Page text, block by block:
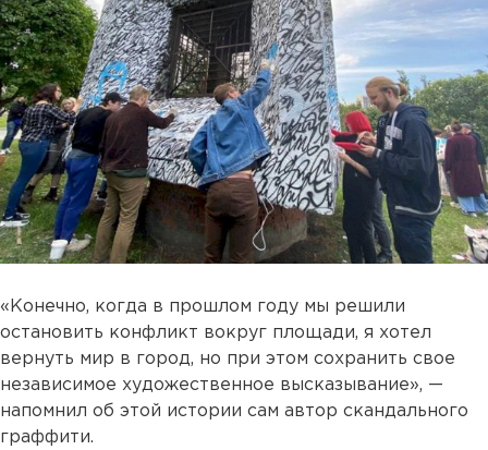
«Конечно, когда в прошлом году мы решили
остановить конфликт вокруг площади, я хотел
вернуть мир в город, но при этом сохранить свое
независимое художественное высказывание», —
напомнил об этой истории сам автор скандального
граффити.